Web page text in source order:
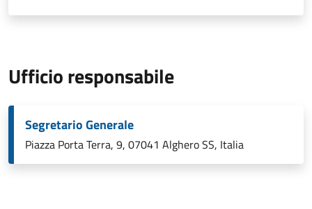
Ufficio responsabile
Segretario Generale
Piazza Porta Terra, 9, 07041 Alghero SS, Italia